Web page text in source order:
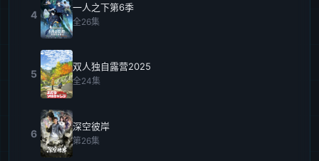
4
一人之下第6季
全26集
5
双人独自露营2025
全24集
6
深空彼岸
第26集